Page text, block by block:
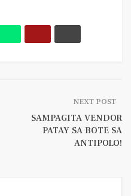
NEXT POST
SAMPAGITA VENDOR
PATAY SA BOTE SA
ANTIPOLO!